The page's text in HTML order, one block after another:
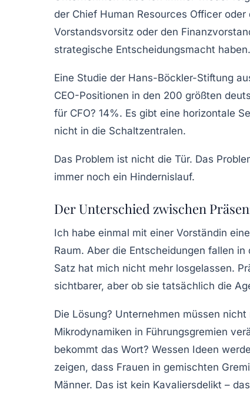
der Chief Human Resources Officer oder
Vorstandsvorsitz oder den
strategische Entscheidungsmacht haben.
Eine Studie der Hans-Böckler-Stiftung
CEO-Positionen in den 200 größten
für CFO? 14%. Es gibt eine horizontale
nicht in die Schaltzentralen.
Das Problem ist nicht die Tür. Das
immer noch ein Hindernislauf.
Der Unterschied zwischen
Ich habe einmal mit einer Vorständin
Raum. Aber die Entscheidungen fallen
Satz hat mich nicht mehr losgelassen.
sichtbarer, aber ob sie tatsächlich die
Die Lösung? Unternehmen müssen nicht
Mikrodynamiken in Führungsgremien
bekommt das Wort? Wessen Ideen
zeigen, dass Frauen in gemischten
Männer. Das ist kein Kavaliersdelikt –